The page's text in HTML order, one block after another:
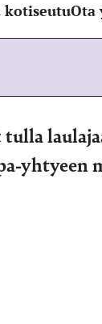
kotiseutuOta
yhtyeen